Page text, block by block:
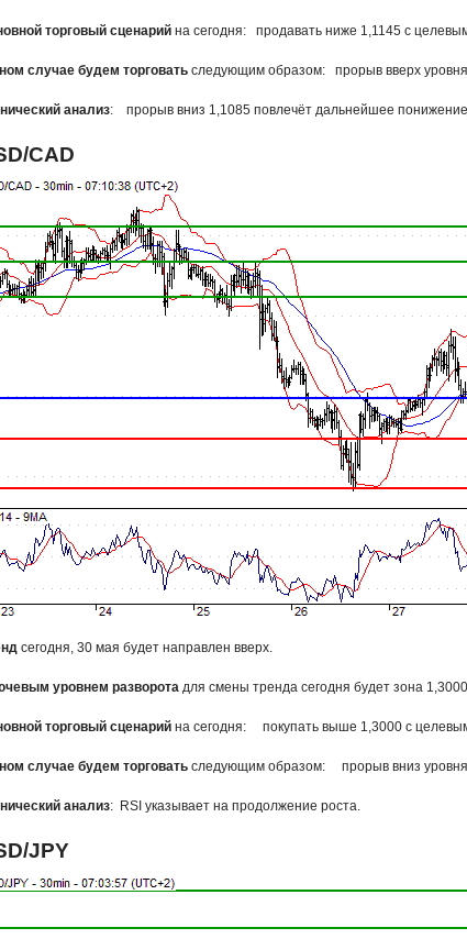
торговый сценарий на сегодня: продавать ниже 1,1145 с
случае будем торговать следующим образом: прорыв вверх уровня
анализ: прорыв вниз 1,1085 повлечёт дальнейшее понижение
CAD
сегодня, 30 мая будет направлен вверх.
уровнем разворота для смены тренда сегодня будет зона
торговый сценарий на сегодня: покупать выше 1,3000 с
случае будем торговать следующим образом: прорыв вниз уровня
анализ: RSI указывает на продолжение роста.
JPY